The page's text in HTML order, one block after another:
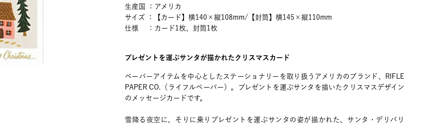
生産国 ：アメリカ
サイズ ：【カード】横140×縦108mm/【封筒】横145×縦110mm
仕様 ：カード1枚、封筒1枚
プレゼントを運ぶサンタが描かれたクリスマスカード
ペーパーアイテムを中心としたステーショナリーを取り扱うアメリカのブランド、RIFLE
PAPER CO.（ライフルペーパー）。プレゼントを運ぶサンタを描いたクリスマスデザイン
のメッセージカードです。
雪降る夜空に、そりに乗りプレゼントを運ぶサンタの姿が描かれた、サンタ・デリバリ